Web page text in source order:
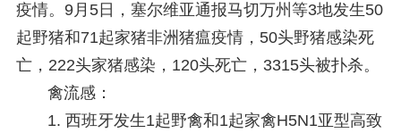
疫情。 9月5日，塞尔维亚通报马切万州等3地发生50
起野猪和71起家猪非洲猪瘟疫情，50头野猪感染死
亡，222头家猪感染，120头死亡，3315头被扑杀。
禽流感：
1. 西班牙发生1起野禽和1起家禽H5N1亚型高致